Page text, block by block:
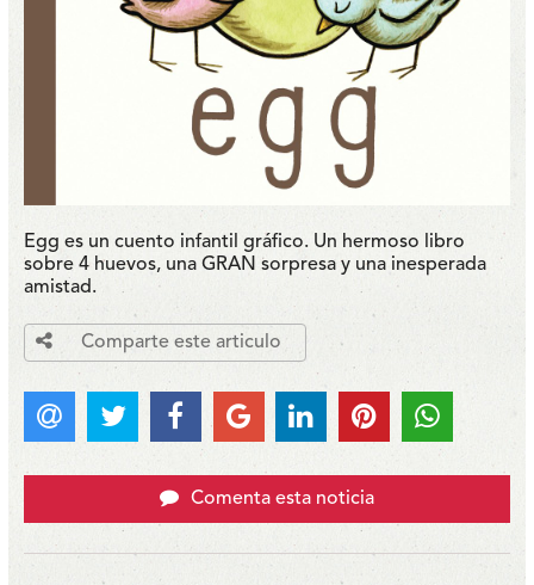
Egg es un cuento infantil gráfico. Un hermoso libro
sobre 4 huevos, una GRAN sorpresa y una inesperada
amistad.
Comparte este articulo
Comenta esta noticia